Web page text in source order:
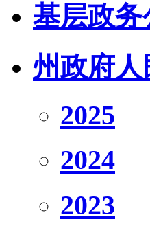
基层政
州政府
2025
2024
2023